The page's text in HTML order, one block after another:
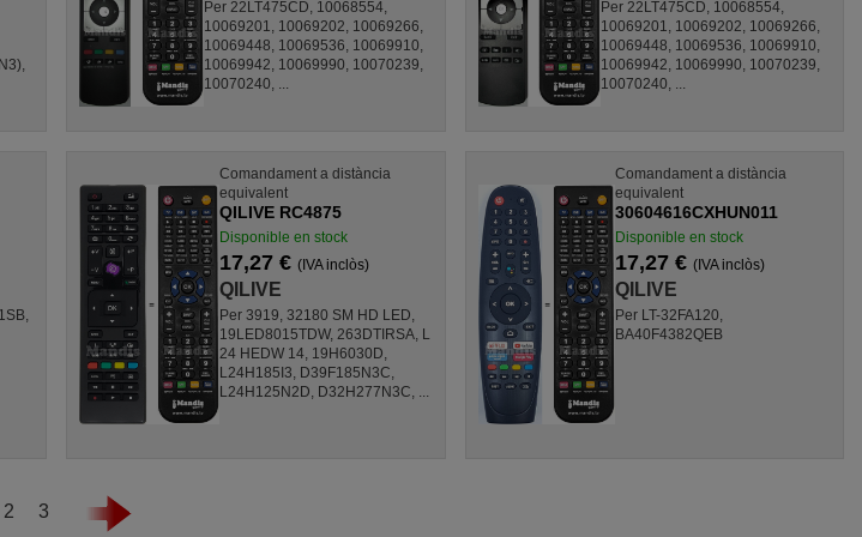
Per 22LT475CD, 10068554,
10069201, 10069202, 10069266,
10069448, 10069536, 10069910,
10069942, 10069990, 10070239,
10070240, ...
Per 22LT475CD, 10068554,
10069201, 10069202, 10069266,
10069448, 10069536, 10069910,
10069942, 10069990, 10070239,
10070240, ...
Comandament a distància
equivalent
QILIVE RC4875
Disponible en stock
17,27 €(IVA inclòs)
QILIVE
Per 3919, 32180 SM HD LED,
19LED8015TDW, 263DTIRSA, L
24 HEDW 14, 19H6030D,
L24H185I3, D39F185N3C,
L24H125N2D, D32H277N3C, ...
Comandament a distància
equivalent
30604616CXHUN011
Disponible en stock
17,27 €(IVA inclòs)
QILIVE
Per LT-32FA120,
BA40F4382QEB
2 3